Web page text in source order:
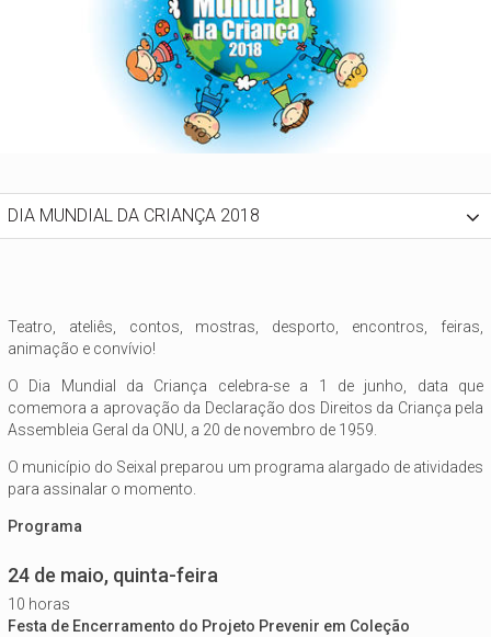
DIA MUNDIAL DA CRIANÇA 2018
Teatro, ateliês, contos, mostras, desporto, encontros, feiras,
animação e convívio!
O Dia Mundial da Criança celebra-se a 1 de junho, data que
comemora a aprovação da Declaração dos Direitos da Criança pela
Assembleia Geral da ONU, a 20 de novembro de 1959.
O município do Seixal preparou um programa alargado de atividades
para assinalar o momento.
Programa
24 de maio, quinta-feira
10 horas
Festa de Encerramento do Projeto Prevenir em Coleção